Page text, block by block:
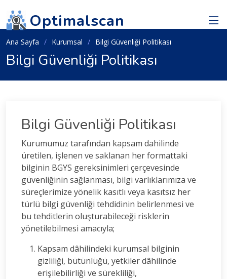
Optimalscan
Ana Sayfa Kurumsal Bilgi Güvenliği Politikası
Bilgi Güvenliği Politikası
Bilgi Güvenliği Politikası
Kurumumuz tarafından kapsam dahilinde
üretilen, işlenen ve saklanan her formattaki
bilginin BGYS gereksinimleri çerçevesinde
güvenliğinin sağlanması, bilgi varlıklarımıza ve
süreçlerimize yönelik kasıtlı veya kasıtsız her
türlü bilgi güvenliği tehdidinin belirlenmesi ve
bu tehditlerin oluşturabileceği risklerin
yönetilebilmesi amacıyla;
Kapsam dâhilindeki kurumsal bilginin
gizliliği, bütünlüğü, yetkiler dâhilinde
erişilebilirliği ve sürekliliği,